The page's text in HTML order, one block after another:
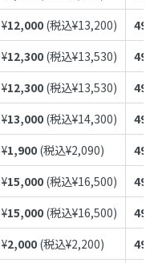
¥12,000 (税込¥13,200)
¥12,300 (税込¥13,530)
¥12,300 (税込¥13,530)
¥13,000 (税込¥14,300)
¥1,900 (税込¥2,090)
¥15,000 (税込¥16,500)
¥15,000 (税込¥16,500)
¥2,000 (税込¥2,200)